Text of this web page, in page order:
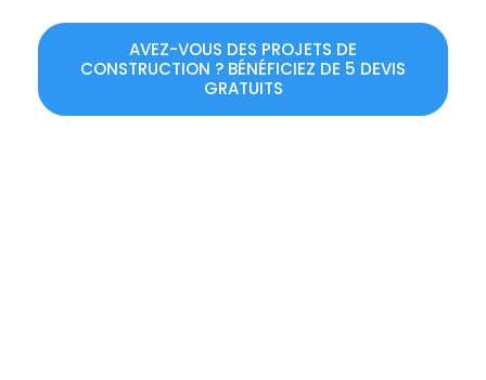
AVEZ-VOUS DES PROJETS DE
CONSTRUCTION ? BÉNÉFICIEZ DE 5 DEVIS
GRATUITS